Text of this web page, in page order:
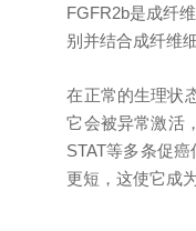
FGFR2b是成纤
别并结合成纤维
在正常的生理状
它会被异常激活
STAT等多条促
更短，这使它成